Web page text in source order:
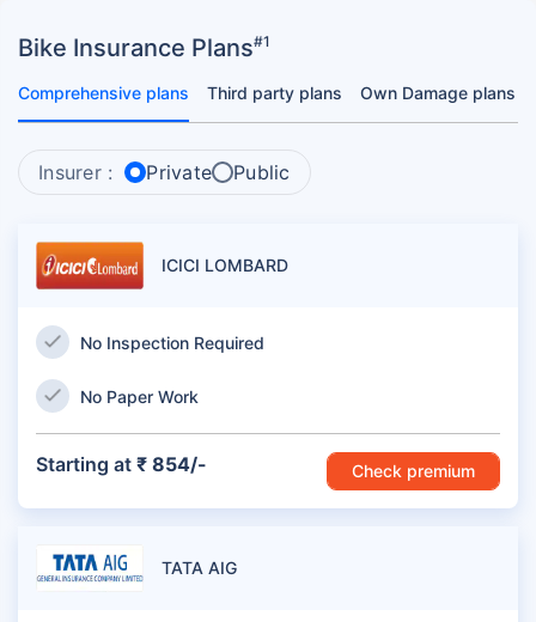
Bike Insurance Plans#1
Comprehensive plans Third party plans Own Damage plans
Insurer : Private Public
ICICI LOMBARD
Starting at ₹ 854/-
No Inspection Required
No Paper Work
Check premium
TATA AIG